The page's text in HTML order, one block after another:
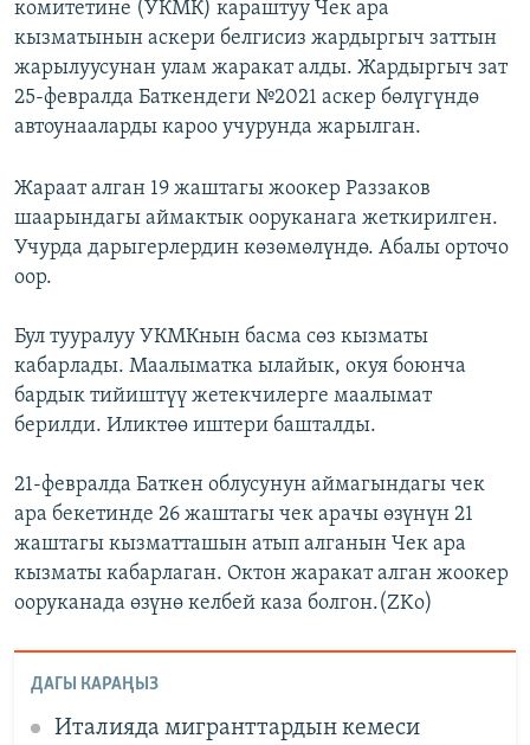
комитетине (УКМК) караштуу Чек ара
кызматынын аскери белгисиз жардыргыч заттын
жарылуусунан улам жаракат алды. Жардыргыч зат
25-февралда Баткендеги №2021 аскер бөлүгүндө
автоунааларды кароо учурунда жарылган.
Жараат алган 19 жаштагы жоокер Раззаков
шаарындагы аймактык ооруканага жеткирилген.
Учурда дарыгерлердин көзөмөлүндө. Абалы орточо
оор.
Бул тууралуу УКМКнын басма сөз кызматы
кабарлады. Маалыматка ылайык, окуя боюнча
бардык тийиштүү жетекчилерге маалымат
берилди. Иликтөө иштери башталды.
21-февралда Баткен облусунун аймагындагы чек
ара бекетинде 26 жаштагы чек арачы өзүнүн 21
жаштагы кызматташын атып алганын Чек ара
кызматы кабарлаган. Октон жаракат алган жоокер
ооруканада өзүнө келбей каза болгон.(ZKo)
ДАГЫ КАРАҢЫЗ
Италияда мигранттардын кемеси